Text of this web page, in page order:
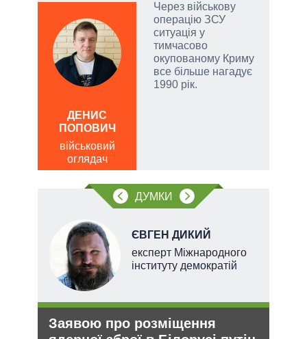
Через військову
операцію ЗСУ
ситуація у
тимчасово
окупованому Криму
все більше нагадує
1990 рік.
ДЕНИС
ПОПОВИЧ
військовий
оглядач
ДУМКИ
ЄВГЕН ДИКИЙ
експерт Міжнародного
інституту демократій
Заявою про розміщення